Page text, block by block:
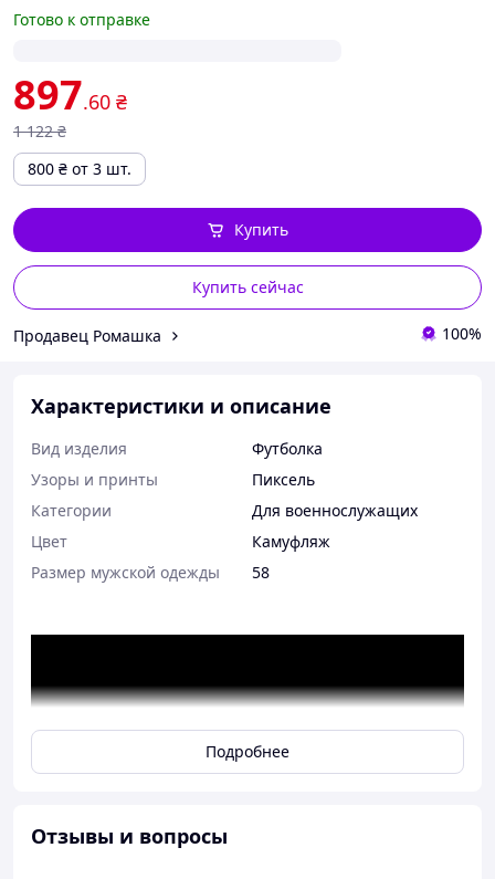
Готово к отправке
897.60 ₴
1 122 ₴
800 ₴ от 3 шт.
Купить сейчас
Купить
Продавец Ромашка 100%
Характеристики и описание
Вид изделия
Футболка
Узоры и принты
Пиксель
Категории
Для военнослужащих
Цвет
Камуфляж
Размер мужской одежды
58
Подробнее
Отзывы и вопросы